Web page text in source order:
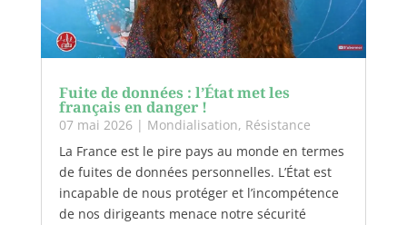
Fuite de données : l’État met les
français en danger !
07 mai 2026| Mondialisation, Résistance
La France est le pire pays au monde en termes
de fuites de données personnelles. L’État est
incapable de nous protéger et l’incompétence
de nos dirigeants menace notre sécurité